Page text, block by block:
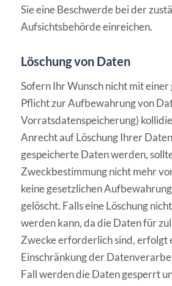
Sie eine Beschwerde bei der
Aufsichtsbehörde einreichen.
Löschung von Daten
Sofern Ihr Wunsch nicht mit einer
Pflicht zur Aufbewahrung von
Vorratsdatenspeicherung)
Anrecht auf Löschung Ihrer
gespeicherte Daten werden,
Zweckbestimmung nicht mehr
keine gesetzlichen
gelöscht. Falls eine Löschung
werden kann, da die Daten für
Zwecke erforderlich sind, erfolgt
Einschränkung der
Fall werden die Daten gesperrt